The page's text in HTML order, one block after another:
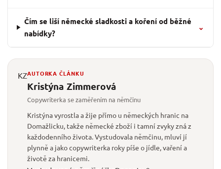
Čím se liší německé sladkosti a koření od běžné
nabídky?
⌄
KZAUTORKA ČLÁNKU
Kristýna Zimmerová
Copywriterka se zaměřením na němčinu
Kristýna vyrostla a žije přímo u německých hranic na
Domažlicku, takže německé zboží i tamní zvyky zná z
každodenního života. Vystudovala němčinu, mluví jí
plynně a jako copywriterka roky píše o jídle, vaření a
životě za hranicemi.